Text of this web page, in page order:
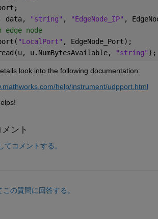
data,
"string" , "EdgeNode_IP" ,
edge node
"LocalPort" , EdgeNode_Port);
u.NumBytesAvailable,
"string" );
look into the following documentation:
help/instrument/udpport.html
ント
てコメントする。
の質問に回答する。